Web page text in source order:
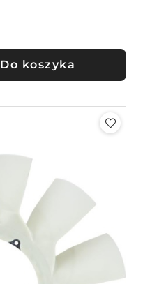
Do koszyka